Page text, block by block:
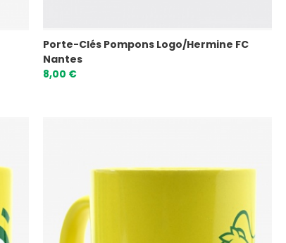
Porte-Clés Pompons Logo/Hermine FC
Nantes
8,00 €